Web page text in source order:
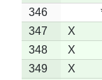
346
347
X
348
X
349
X